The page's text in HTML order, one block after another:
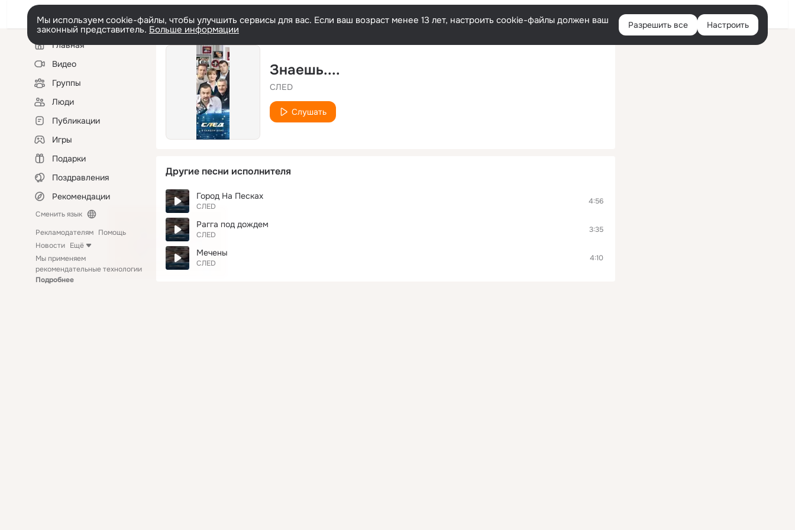
Войти
Мы используем cookie-файлы, чтобы улучшить сервисы для вас. Если ваш возраст менее 13 лет, настроить cookie-файлы должен ваш
законный представитель. Больше информации Разрешить все Настроить
Левая
колонкаГлавная
Видео
Группы
Люди
Публикации
Игры
Подарки
Поздравления
Рекомендации
Сменить язык
Рекламодателям Помощь
Новости Ещё
Мы применяем
рекомендательные технологии
Подробнее
Знаешь....
СЛЕD
Слушать
Другие песни исполнителя
Город На Песках
СЛЕD
4:56
Рагга под дождем
СЛЕD
3:35
Мечены
СЛЕD
4:10